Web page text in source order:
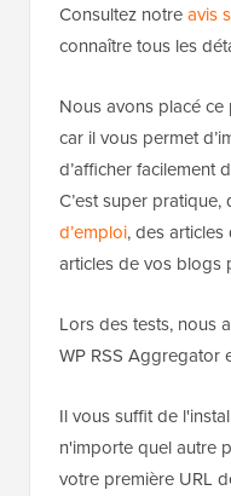
Consultez notreavis
connaître tous les
Nous avons placé
car il vous permet
d’afficher facilement
C’est super
d’emploi, des
articles de vos blogs
Lors des tests, nous
WP RSS Aggregator
Il vous suffit de
n'importe quel autre
votre première URL